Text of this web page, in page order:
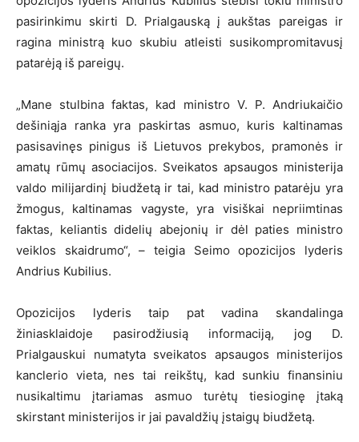
pasirinkimu skirti D. Prialgauską į aukštas pareigas ir
ragina ministrą kuo skubiu atleisti susikompromitavusį
patarėją iš pareigų.
„Mane stulbina faktas, kad ministro V. P. Andriukaičio
dešiniąja ranka yra paskirtas asmuo, kuris kaltinamas
pasisavinęs pinigus iš Lietuvos prekybos, pramonės ir
amatų rūmų asociacijos. Sveikatos apsaugos ministerija
valdo milijardinį biudžetą ir tai, kad ministro patarėju yra
žmogus, kaltinamas vagyste, yra visiškai nepriimtinas
faktas, keliantis didelių abejonių ir dėl paties ministro
veiklos skaidrumo“, – teigia Seimo opozicijos lyderis
Andrius Kubilius.
Opozicijos lyderis taip pat vadina skandalinga
žiniasklaidoje pasirodžiusią informaciją, jog D.
Prialgauskui numatyta sveikatos apsaugos ministerijos
kanclerio vieta, nes tai reikštų, kad sunkiu finansiniu
nusikaltimu įtariamas asmuo turėtų tiesioginę įtaką
skirstant ministerijos ir jai pavaldžių įstaigų biudžetą.